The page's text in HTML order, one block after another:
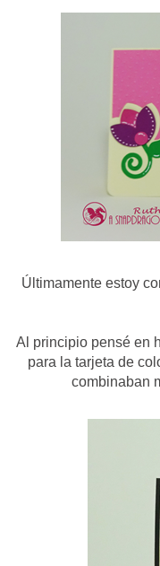
Últimamente estoy
Al principio pensé en
para la tarjeta de
combinaban